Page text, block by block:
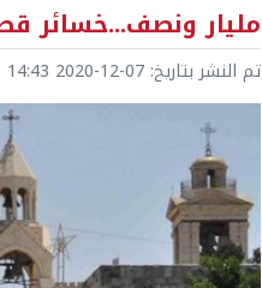
مليار ونصف...خسائر
تم النشر بتاريخ: 2020-12-07 14:43